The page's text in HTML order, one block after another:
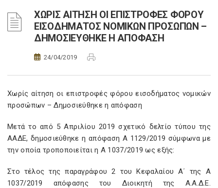
ΧΩΡΙΣ ΑΙΤΗΣΗ ΟΙ ΕΠΙΣΤΡΟΦΕΣ ΦΟΡΟΥ
ΕΙΣΟΔΗΜΑΤΟΣ ΝΟΜΙΚΩΝ ΠΡΟΣΩΠΩΝ –
ΔΗΜΟΣΙΕΥΘΗΚΕ Η ΑΠΟΦΑΣΗ
24/04/2019
Χωρίς αίτηση οι επιστροφές φόρου εισοδήματος νομικών
προσώπων – Δημοσιεύθηκε η απόφαση
Μετά το από 5 Απριλίου 2019 σχετικό δελτίο τύπου της
ΑΑΔΕ, δημοσιεύθηκε η απόφαση Α 1129/2019 σύμφωνα με
την οποία τροποποιείται η Α 1037/2019 ως εξής:
Στο τέλος της παραγράφου 2 του Κεφαλαίου Α΄ της Α
1037/2019 απόφασης του Διοικητή της Α.Α.Δ.Ε.